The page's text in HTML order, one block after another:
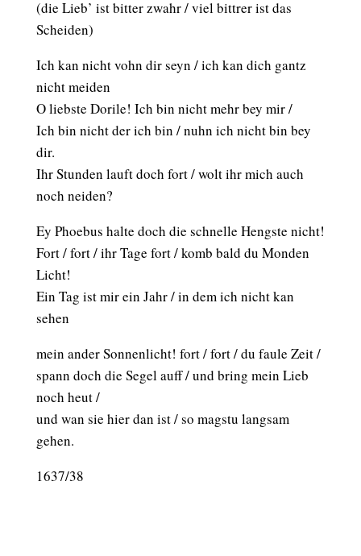
(die Lieb’ ist bitter zwahr / viel bittrer ist das
Scheiden)
Ich kan nicht vohn dir seyn / ich kan dich gantz
nicht meiden
O liebste Dorile! Ich bin nicht mehr bey mir /
Ich bin nicht der ich bin / nuhn ich nicht bin bey
dir.
Ihr Stunden lauft doch fort / wolt ihr mich auch
noch neiden?
Ey Phoebus halte doch die schnelle Hengste nicht!
Fort / fort / ihr Tage fort / komb bald du Monden
Licht!
Ein Tag ist mir ein Jahr / in dem ich nicht kan
sehen
mein ander Sonnenlicht! fort / fort / du faule Zeit /
spann doch die Segel auff / und bring mein Lieb
noch heut /
und wan sie hier dan ist / so magstu langsam
gehen.
1637/38